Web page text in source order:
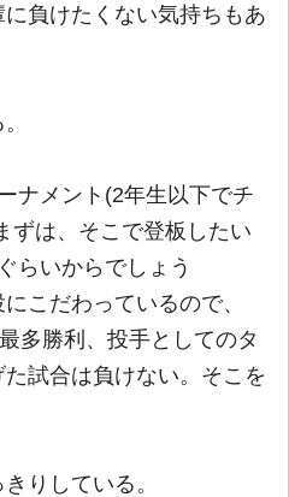
負けたくない気持ちもあ
ナメント(2年生以下でチ
ずは、そこで登板したい
らいからでしょう
こだわっているので、
多勝利、投手としてのタ
試合は負けない。そこを
りしている。